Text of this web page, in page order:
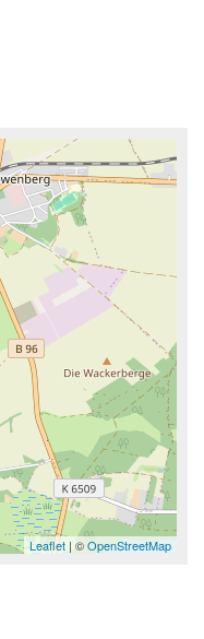
Leaflet | ©OpenStreetMap